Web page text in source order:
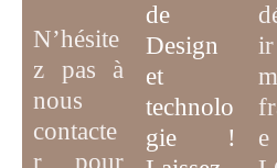
N’hésite
z pas à
nous
contacte
r pour
de
Design
et
technolo
gie !
e